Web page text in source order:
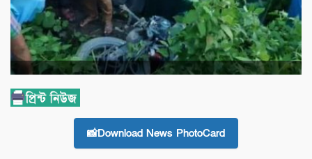
📸Download News PhotoCard